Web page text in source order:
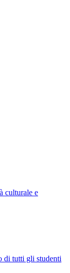
culturale e
di tutti gli studenti